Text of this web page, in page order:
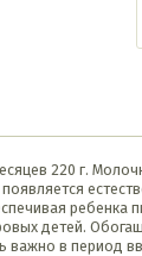
220 г.
детей.
в период